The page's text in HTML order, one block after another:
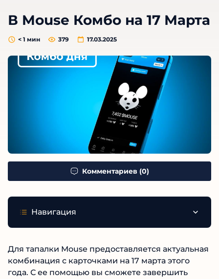
В Mouse Комбо на 17 Марта
17.03.2025
< 1 мин 379
Комментариев (0)
Навигация
Для тапалки Mouse предоставляется актуальная
комбинация с карточками на 17 марта этого
года. С ее помощью вы сможете завершить